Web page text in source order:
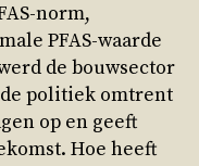
norm,
PFAS-waarde
de bouwsector
politiek omtrent
op en geeft
Hoe heeft